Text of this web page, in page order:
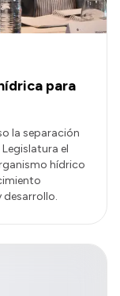
para
la separación
Legislatura el
hídrico